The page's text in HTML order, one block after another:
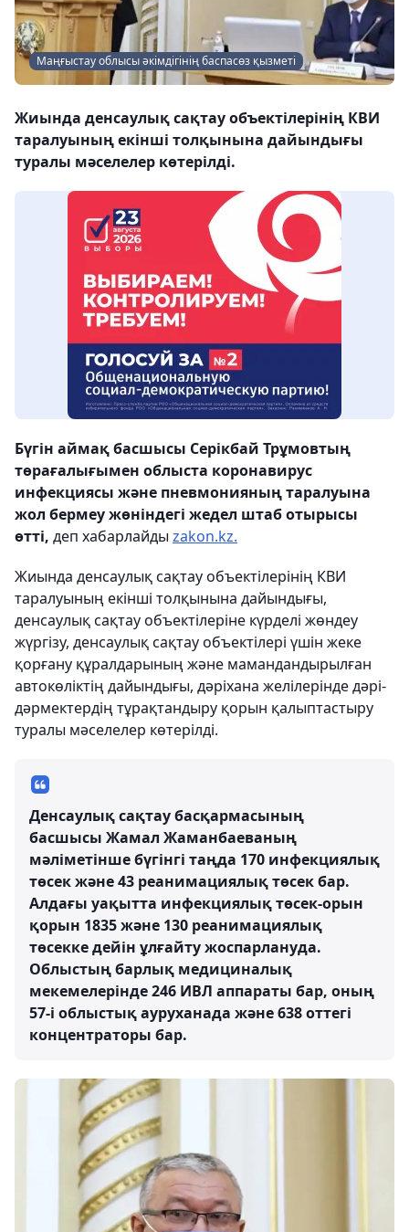
Маңғыстау облысы әкімдігінің баспасөз қызметі
Жиында денсаулық сақтау объектілерінің КВИ
таралуының екінші толқынына дайындығы
туралы мәселелер көтерілді.
Бүгін аймақ басшысы Серікбай Трұмовтың
төрағалығымен облыста коронавирус
инфекциясы және пневмонияның таралуына
жол бермеу жөніндегі жедел штаб отырысы
өтті, деп хабарлайды zakon.kz.
Жиында денсаулық сақтау объектілерінің КВИ
таралуының екінші толқынына дайындығы,
денсаулық сақтау объектілеріне күрделі жөндеу
жүргізу, денсаулық сақтау объектілері үшін жеке
қорғану құралдарының және мамандандырылған
автокөліктің дайындығы, дәріхана желілерінде дәрі-
дәрмектердің тұрақтандыру қорын қалыптастыру
туралы мәселелер көтерілді.
Денсаулық сақтау басқармасының
басшысы Жамал Жаманбаеваның
мәліметінше бүгінгі таңда 170 инфекциялық
төсек және 43 реанимациялық төсек бар.
Алдағы уақытта инфекциялық төсек-орын
қорын 1835 және 130 реанимациялық
төсекке дейін ұлғайту жоспарлануда.
Облыстың барлық медициналық
мекемелерінде 246 ИВЛ аппараты бар, оның
57-і облыстық ауруханада және 638 оттегі
концентраторы бар.